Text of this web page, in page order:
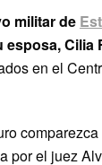
militar de
esposa, Cilia
en el
por el juez